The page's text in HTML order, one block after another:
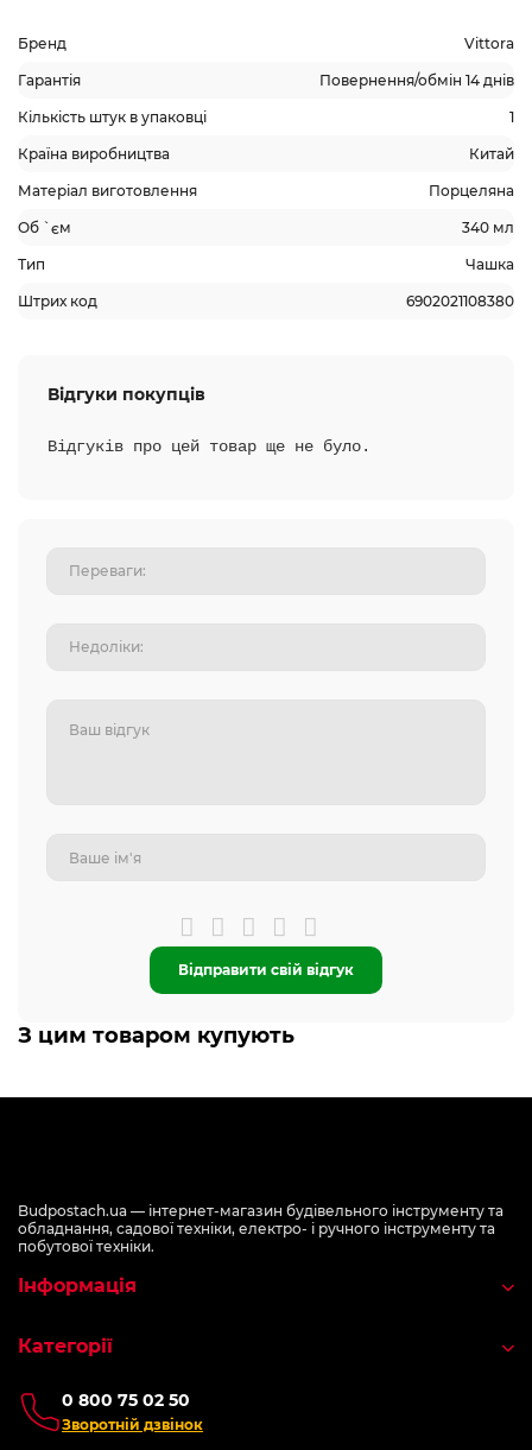
Бренд Vittora
Гарантія Повернення/обмін 14 днів
Кількість штук в упаковці 1
Країна виробництва Китай
Матеріал виготовлення Порцеляна
Об `єм 340 мл
Тип Чашка
Штрих код 6902021108380
Відгуки покупців
Відгуків про цей товар ще не було.
Відправити свій відгук
З цим товаром купують
Budpostach.ua — інтернет-магазин будівельного інструменту та
обладнання, садової техніки, електро- і ручного інструменту та
побутової техніки.
0 800 75 02 50
Зворотній дзвінок
Інформація
Категорії